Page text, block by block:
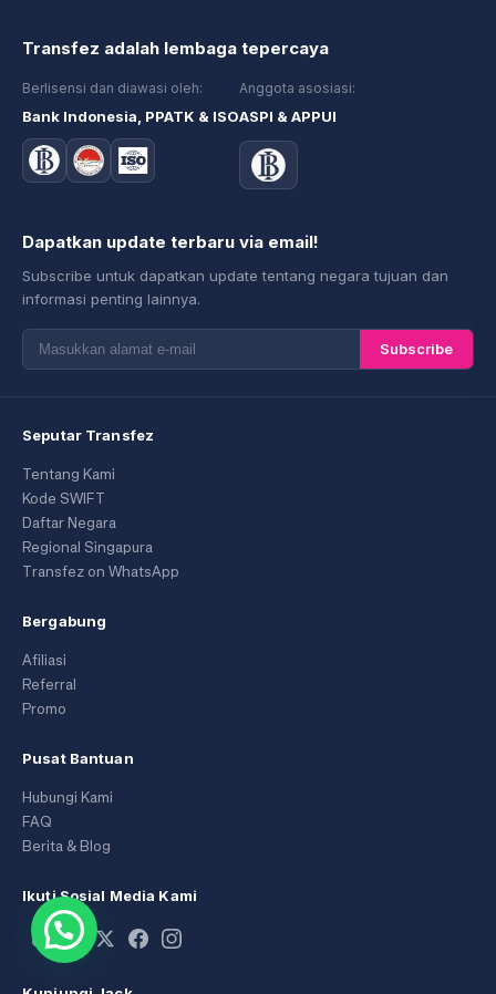
Transfez adalah lembaga tepercaya
Berlisensi dan diawasi oleh:
Bank Indonesia, PPATK & ISO
Anggota asosiasi:
ASPI & APPUI
Dapatkan update terbaru via email!
Subscribe untuk dapatkan update tentang negara tujuan dan
informasi penting lainnya.
Subscribe
Seputar Transfez
Tentang Kami
Kode SWIFT
Daftar Negara
Regional Singapura
Transfez on WhatsApp
Bergabung
Afiliasi
Referral
Promo
Pusat Bantuan
Hubungi Kami
FAQ
Berita & Blog
Ikuti Sosial Media Kami